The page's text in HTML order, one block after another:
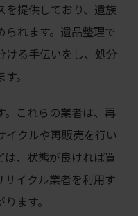
を提供しており、遺族
れます。遺品整理で
ける手伝いをし、処分
。
。これらの業者は、再
イクルや再販売を行い
は、状態が良ければ買
イクル業者を利用す
ます。